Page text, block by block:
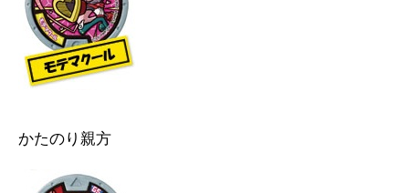
かたのり親方